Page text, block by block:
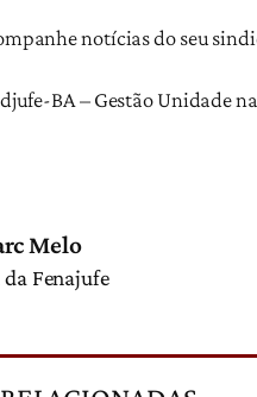
notícias do seu
BA – Gestão Unidade
Melo
Fenajufe